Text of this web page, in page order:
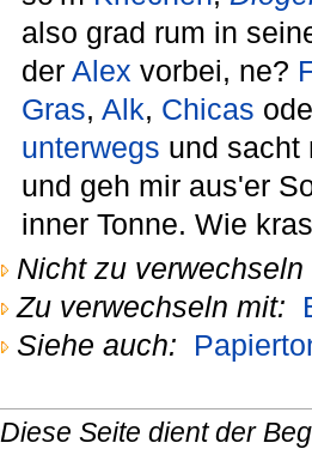
also grad rum in
derAlex vorbei, ne?
Gras,Alk, Chicas
unterwegs und sacht
und geh mir aus'er
inner Tonne. Wie
Nicht zu verwechseln
Zu verwechseln mit:
Siehe auch:
Diese Seite dient der